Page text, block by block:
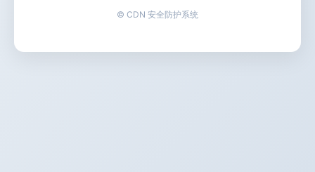
© CDN 安全防护系统